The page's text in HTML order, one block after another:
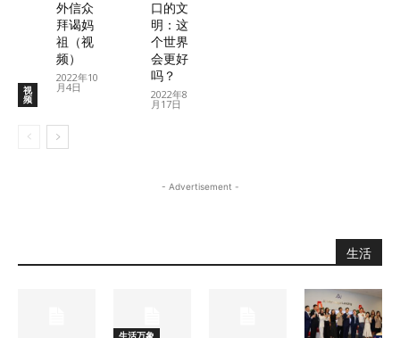
视
频
外信众
拜谒妈
祖（视
频）
2022年10
月4日
口的文
明：这
个世界
会更好
吗？
2022年8
月17日
- Advertisement -
生活
生活万象